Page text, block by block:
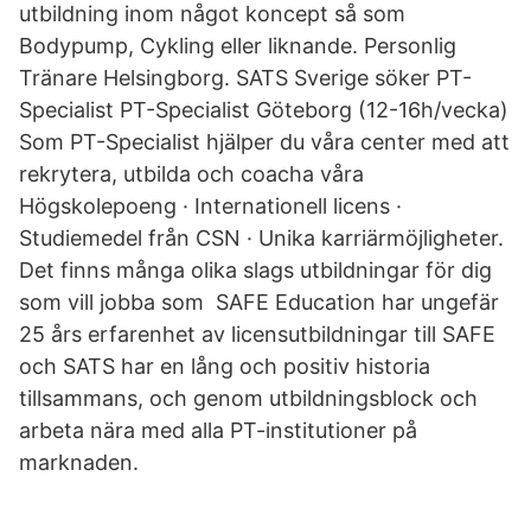
utbildning inom något koncept så som
Bodypump, Cykling eller liknande. Personlig
Tränare Helsingborg. SATS Sverige söker PT-
Specialist PT-Specialist Göteborg (12-16h/vecka)
Som PT-Specialist hjälper du våra center med att
rekrytera, utbilda och coacha våra
Högskolepoeng · Internationell licens ·
Studiemedel från CSN · Unika karriärmöjligheter.
Det finns många olika slags utbildningar för dig
som vill jobba som SAFE Education har ungefär
25 års erfarenhet av licensutbildningar till SAFE
och SATS har en lång och positiv historia
tillsammans, och genom utbildningsblock och
arbeta nära med alla PT-institutioner på
marknaden.